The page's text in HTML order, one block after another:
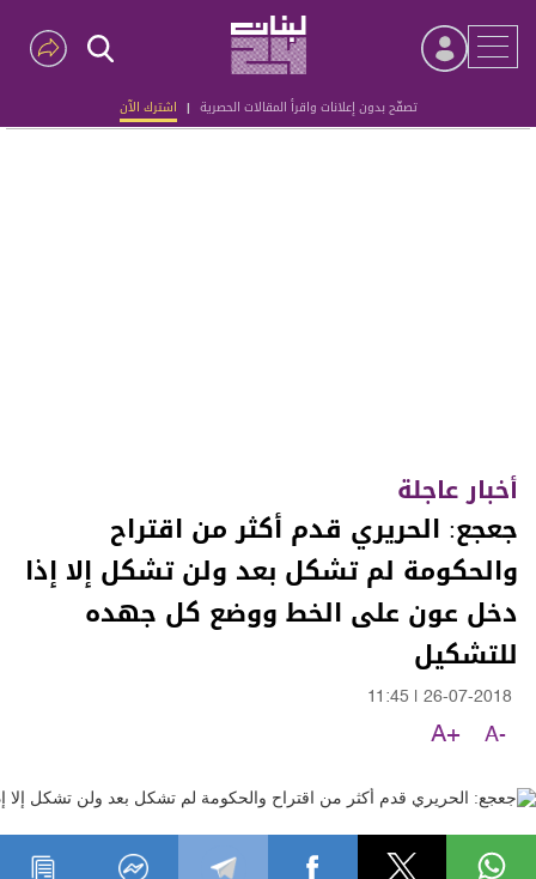
تصفّح بدون إعلانات واقرأ المقالات الحصرية | اشترك الآن
Advertisement
أخبار عاجلة
جعجع: الحريري قدم أكثر من اقتراح
والحكومة لم تشكل بعد ولن تشكل إلا إذا
دخل عون على الخط ووضع كل جهده
للتشكيل
26-07-2018
11:45
A-
A+